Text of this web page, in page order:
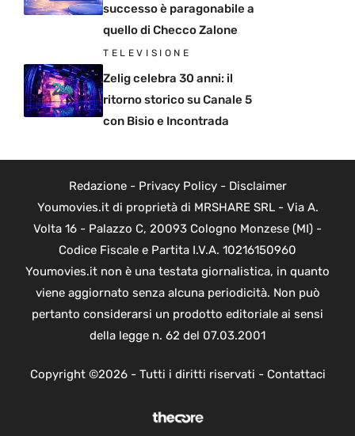
successo è paragonabile a
quello di Checco Zalone
TELEVISIONE
Zelig celebra 30 anni: il
ritorno storico su Canale 5
con Bisio e Incontrada
Redazione- Privacy Policy- Disclaimer
Youmovies.it di proprietà di MRSHARE SRL - Via A.
Volta 16 - Palazzo C, 20093 Cologno Monzese (MI) -
Codice Fiscale e Partita I.V.A. 10216150960
Youmovies.it non è una testata giornalistica, in quanto
viene aggiornato senza alcuna periodicità. Non può
pertanto considerarsi un prodotto editoriale ai sensi
della legge n. 62 del 07.03.2001
Copyright ©2026 - Tutti i diritti riservati - Contattaci